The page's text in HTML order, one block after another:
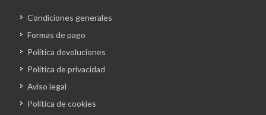
Condiciones generales
Formas de pago
Política devoluciones
Política de privacidad
Aviso legal
Política de cookies